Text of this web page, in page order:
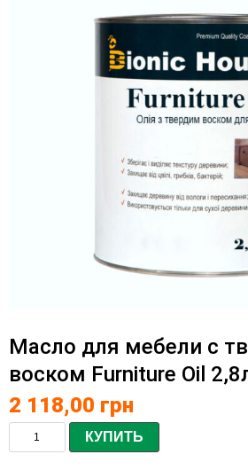
Масло для мебели с
воском Furniture Oil
2 118,00 грн
КУПИТЬ